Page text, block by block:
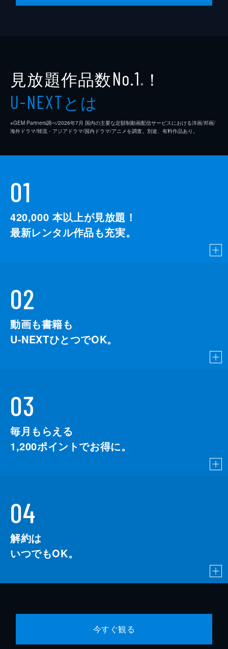
見放題作品数No.1 ※ ！
U-NEXTとは
※GEM Partners調べ/2026年7⽉ 国内の主要な定額制動画配信サービスにおける洋画/邦画/
海外ドラマ/韓流・アジアドラマ/国内ドラマ/アニメを調査。別途、有料作品あり。
01
420,000 本以上が見放題！
最新レンタル作品も充実。
02
動画も書籍も
U-NEXTひとつでOK。
03
毎月もらえる
1,200ポイントでお得に。
04
解約は
いつでもOK。
今すぐ観る